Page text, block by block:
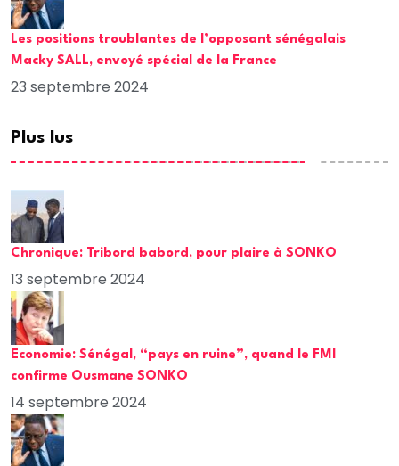
Les positions troublantes de l’opposant sénégalais
Macky SALL, envoyé spécial de la France
23 septembre 2024
Plus lus
Chronique: Tribord babord, pour plaire à SONKO
13 septembre 2024
Economie: Sénégal, “pays en ruine”, quand le FMI
confirme Ousmane SONKO
14 septembre 2024